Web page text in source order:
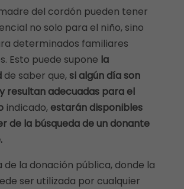
del cordón pueden tener
no solo para el niño, sino
determinados familiares
Esto puede supone la
de saber que, si algún día son
resultan adecuadas para el
indicado, estarán disponibles
de la búsqueda de un donante
de la donación pública, donde la
ser utilizada por cualquier